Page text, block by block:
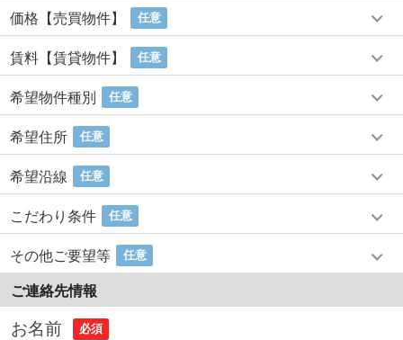
価格【売買物件】 任意
賃料【賃貸物件】 任意
希望物件種別 任意
希望住所 任意
希望沿線 任意
こだわり条件 任意
その他ご要望等 任意
ご連絡先情報
お名前 必須